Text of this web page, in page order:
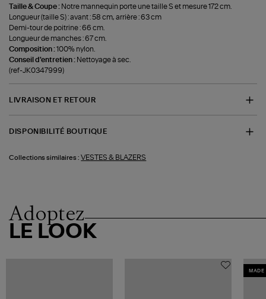
Taille & Coupe : Notre mannequin porte une taille S et mesure 172 cm.
Longueur (taille S) : avant : 58 cm, arrière : 63 cm
Demi-tour de poitrine : 66 cm.
Longueur de manches : 67 cm.
Composition :100% nylon.
Conseil d'entretien : Nettoyage à sec.
(ref-JK0347999)
LIVRAISON ET RETOUR
DISPONIBILITÉ BOUTIQUE
Collections similaires : VESTES & BLAZERS
Adoptez
LE LOOK
MADE